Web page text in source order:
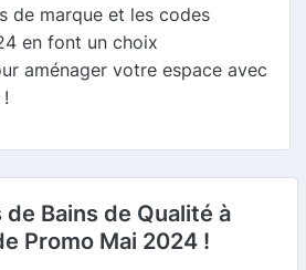
de marque et les codes
en font un choix
aménager votre espace avec
de Bains de Qualité à
Promo Mai 2024 !